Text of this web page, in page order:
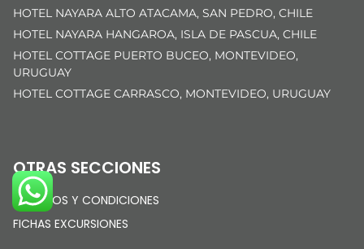
HOTEL NAYARA ALTO ATACAMA, SAN PEDRO, CHILE
HOTEL NAYARA HANGAROA, ISLA DE PASCUA, CHILE
HOTEL COTTAGE PUERTO BUCEO, MONTEVIDEO,
URUGUAY
HOTEL COTTAGE CARRASCO, MONTEVIDEO, URUGUAY
OTRAS SECCIONES
TÉRMINOS Y CONDICIONES
FICHAS EXCURSIONES